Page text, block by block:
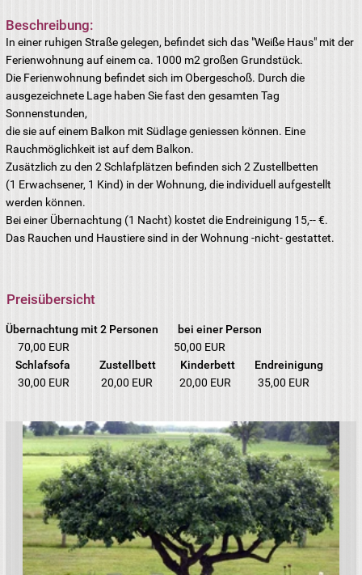
Das Rauchen und Haustiere sind in der Wohnung -nicht- gestattet.
Preisübersicht
Übernachtung mit 2 Personen bei einer Person
70,00 EUR 50,00 EUR
Schlafsofa
Zustellbett
30,00 EUR 20,00 EUR 20,00 EUR 35,00 EUR